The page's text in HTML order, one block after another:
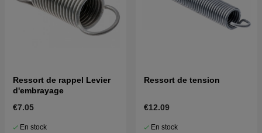
Ressort de rappel Levier
d'embrayage
€7.05
En stock
Ressort de tension
€12.09
En stock